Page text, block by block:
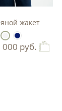
баской.
жакет
000 руб.